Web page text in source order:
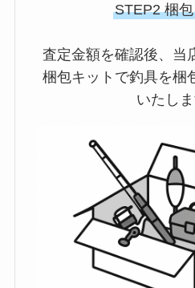
STEP2 梱
査定金額を確認後、当
梱包キットで釣具を梱
いたしま